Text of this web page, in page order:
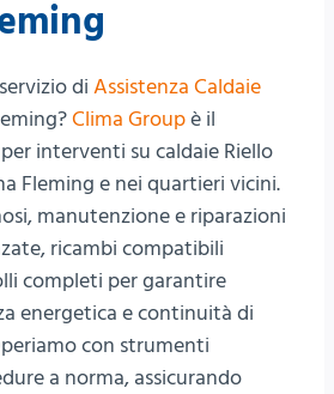
di Assistenza Caldaie
Clima Groupè il
interventi su caldaie Riello
Fleming e nei quartieri vicini.
manutenzione e riparazioni
ricambi compatibili
completi per garantire
energetica e continuità di
con strumenti
a norma, assicurando